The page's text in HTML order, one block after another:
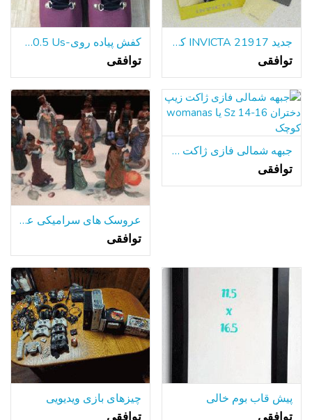
جدید INVICTA 21917 کوردوبا مردانه دیده بان آبی SS 50mm مورد تاریخ کوارتز
توافقی
کفش پیاده روی-Fila 10.5 Us
توافقی
جبهه شمالی فازی ژاکت زیپ دختران Sz 14-16 یا womanas کوچک
توافقی
عروسک های سرامیکی عروسی سیاه
توافقی
پیش قاب بوم خالی چیزهای بازی ویدیویی